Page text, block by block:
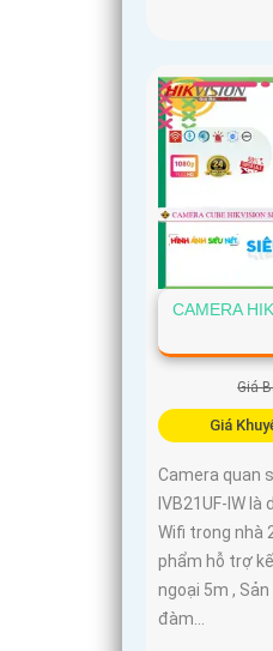
CAMERA
Giá
Giá
Camera quan
IVB21UF-IW
Wifi trong nhà
phẩm hỗ trợ
ngoại 5m ,
đàm...